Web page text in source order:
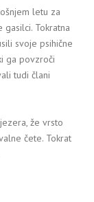
letu za
Tokratna
svoje psihične
ga povzroči
tudi člani
že vrsto
čete. Tokrat